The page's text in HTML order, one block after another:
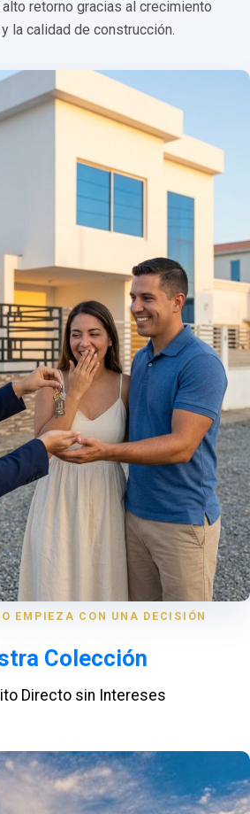
retorno gracias al crecimiento
la calidad de construcción.
EMPIEZA CON UNA DECISIÓN
Colección
Directo sin Intereses